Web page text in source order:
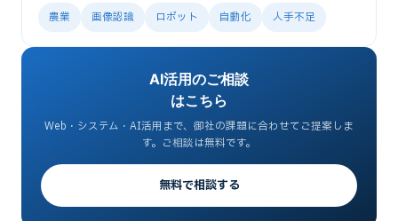
農業 画像認識 ロボット 自動化 人手不足
AI活用のご相談
はこちら
Web・システム・AI活用まで、御社の課題に合わせてご提案しま
す。ご相談は無料です。
無料で相談する